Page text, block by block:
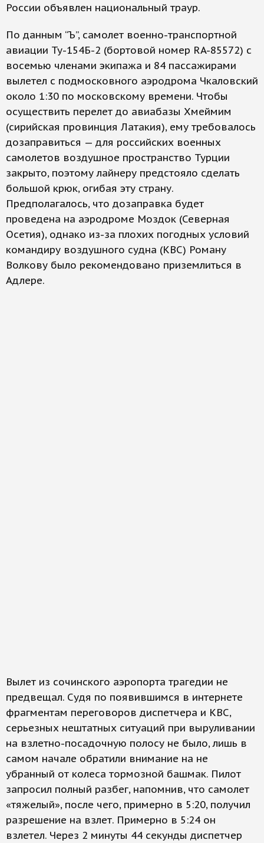
России объявлен национальный траур.
По данным “Ъ”, самолет военно-транспортной
авиации Ту-154Б-2 (бортовой номер RA-85572) с
восемью членами экипажа и 84 пассажирами
вылетел с подмосковного аэродрома Чкаловский
около 1:30 по московскому времени. Чтобы
осуществить перелет до авиабазы Хмеймим
(сирийская провинция Латакия), ему требовалось
дозаправиться — для российских военных
самолетов воздушное пространство Турции
закрыто, поэтому лайнеру предстояло сделать
большой крюк, огибая эту страну.
Предполагалось, что дозаправка будет
проведена на аэродроме Моздок (Северная
Осетия), однако из-за плохих погодных условий
командиру воздушного судна (КВС) Роману
Волкову было рекомендовано приземлиться в
Адлере.
Вылет из сочинского аэропорта трагедии не
предвещал. Судя по появившимся в интернете
фрагментам переговоров диспетчера и КВС,
серьезных нештатных ситуаций при выруливании
на взлетно-посадочную полосу не было, лишь в
самом начале обратили внимание на не
убранный от колеса тормозной башмак. Пилот
запросил полный разбег, напомнив, что самолет
«тяжелый», после чего, примерно в 5:20, получил
разрешение на взлет. Примерно в 5:24 он
взлетел. Через 2 минуты 44 секунды диспетчер